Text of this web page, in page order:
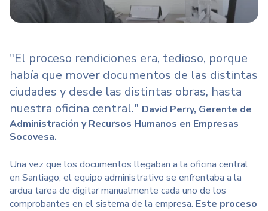
"El proceso rendiciones era, tedioso, porque
había que mover documentos de las distintas
ciudades y desde las distintas obras, hasta
nuestra oficina central." David Perry, Gerente de
Administración y Recursos Humanos en Empresas
Socovesa.
Una vez que los documentos llegaban a la oficina central
en Santiago, el equipo administrativo se enfrentaba a la
ardua tarea de digitar manualmente cada uno de los
comprobantes en el sistema de la empresa. Este proceso